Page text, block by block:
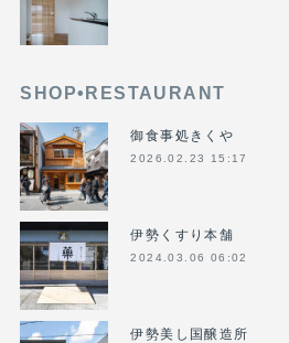
SHOP•RESTAURANT
御食事処きくや
2026.02.23 15:17
伊勢くすり本舗
2024.03.06 06:02
伊勢美し国醸造所